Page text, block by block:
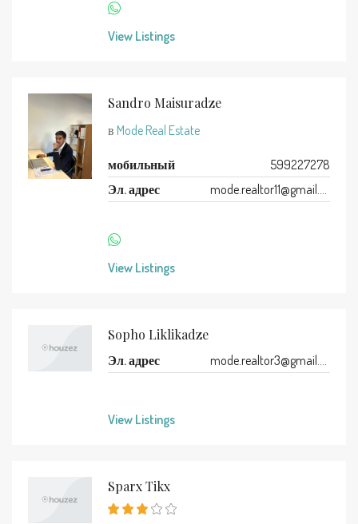
View Listings
Sandro Maisuradze
в Mode Real Estate
мобильный
599227278
Эл. адрес
mode.realtor11@gmail.com
View Listings
Sopho Liklikadze
Эл. адрес mode.realtor3@gmail.com
View Listings
Sparx Tikx